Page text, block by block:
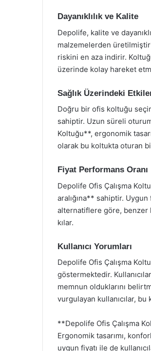
Dayanıklılık ve Kalite
Depolife, kalite ve
malzemelerden
riskini en aza indirir.
üzerinde kolay hareket
Sağlık Üzerindeki
Doğru bir ofis koltuğu
sahiptir. Uzun süreli
Koltuğu**, ergonomik
olarak bu koltukta oturan
Fiyat Performans Oranı
Depolife Ofis Çalışma
aralığına** sahiptir.
alternatiflere göre, benzer
kılar.
Kullanıcı Yorumları
Depolife Ofis Çalışma
göstermektedir.
memnun olduklarını
vurgulayan kullanıcılar,
**Depolife Ofis Çalışma
Ergonomik tasarımı,
uygun fiyatı ile de